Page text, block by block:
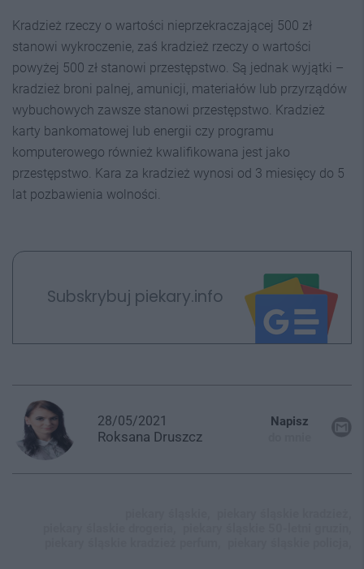
Kradzież rzeczy o wartości nieprzekraczającej 500 zł
stanowi wykroczenie, zaś kradzież rzeczy o wartości
powyżej 500 zł stanowi przestępstwo. Są jednak wyjątki –
kradzież broni palnej, amunicji, materiałów lub przyrządów
wybuchowych zawsze stanowi przestępstwo. Kradzież
karty bankomatowej lub energii czy programu
komputerowego również kwalifikowana jest jako
przestępstwo. Kara za kradzież wynosi od 3 miesięcy do 5
lat pozbawienia wolności.
Subskrybuj piekary.info
28/05/2021
Roksana Druszcz
Napisz